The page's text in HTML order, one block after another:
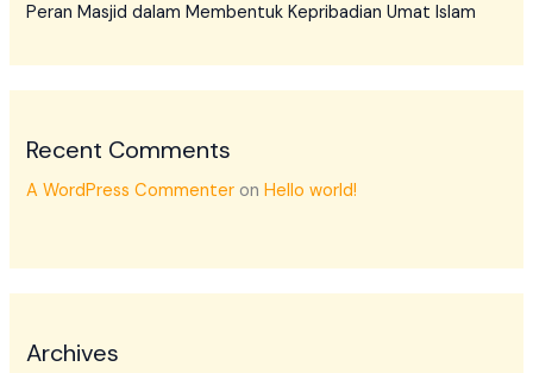
Peran Masjid dalam Membentuk Kepribadian Umat Islam
Recent Comments
A WordPress Commenter onHello world!
Archives